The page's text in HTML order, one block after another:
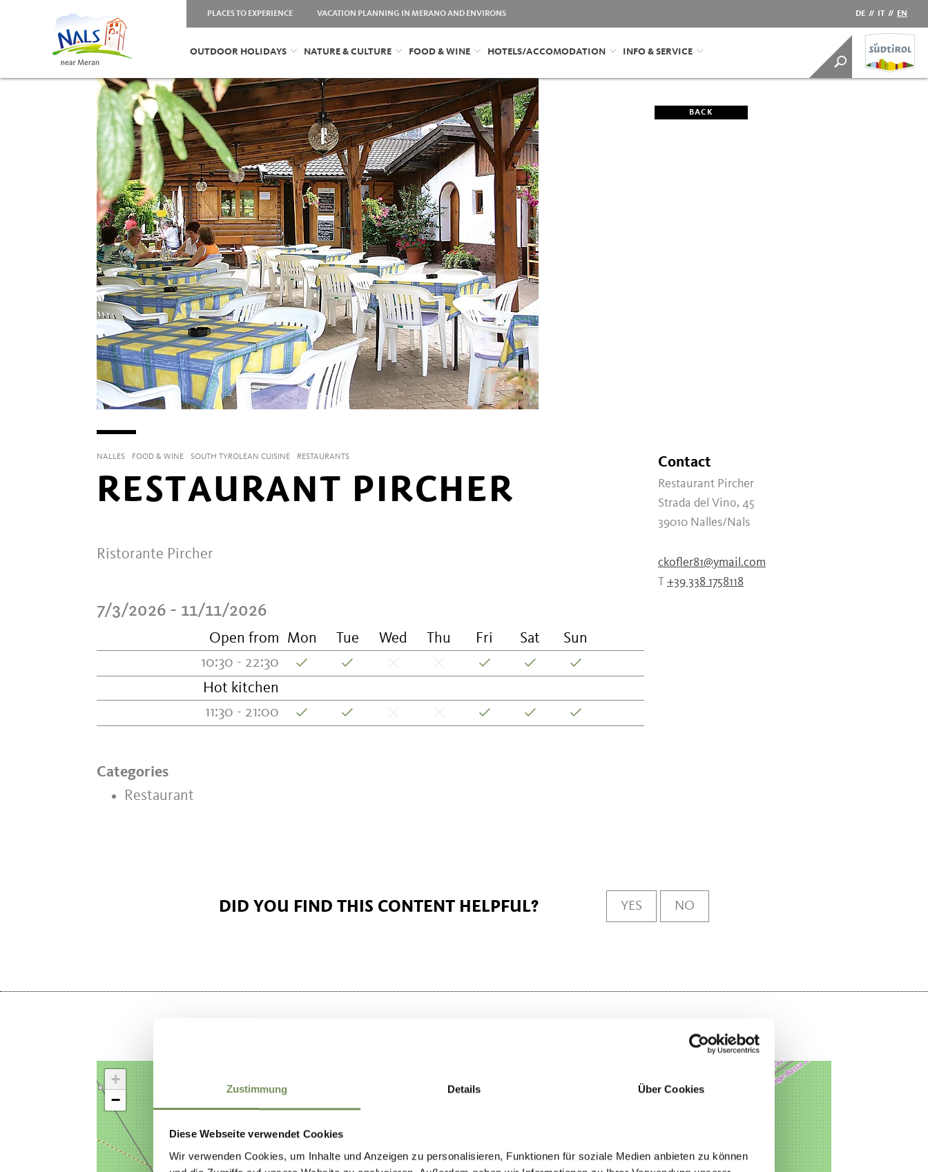
Zustimmung Details Über Cookies
Diese Webseite verwendet Cookies
Wir verwenden Cookies, um Inhalte und Anzeigen zu personalisieren, Funktionen für soziale Medien anbieten zu können
PLACES TO EXPERIENCE VACATION PLANNING IN MERANO AND ENVIRONS DE // IT // EN
OUTDOOR HOLIDAYS NATURE & CULTURE FOOD & WINE HOTELS/ACCOMODATION INFO & SERVICE
BACK
NALLES FOOD & WINE SOUTH TYROLEAN CUISINE RESTAURANTS
RESTAURANT PIRCHER
Ristorante Pircher
7/3/2026 - 11/11/2026
Open from Mon Tue Wed Thu Fri Sat
Sun
10:30 - 22:30
Hot kitchen
11:30 - 21:00
Categories
Restaurant
Contact
Restaurant Pircher
Strada del Vino, 45
39010 Nalles/Nals
ckofler81@ymail.com
T +39 338 1758118
DID YOU FIND THIS CONTENT HELPFUL? YES NO
+
−